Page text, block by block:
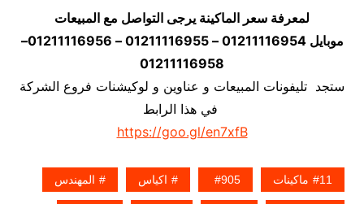
لمعرفة سعر الماكينة يرجى التواصل مع المبيعات
موبايل 01211116954 – 01211116955 – 01211116956–
01211116958
ستجد تليفونات المبيعات و عناوين و لوكيشنات فروع الشركة
في هذا الرابط
https://goo.gl/en7xfB
11ماكينات 905 اكياس المهندس